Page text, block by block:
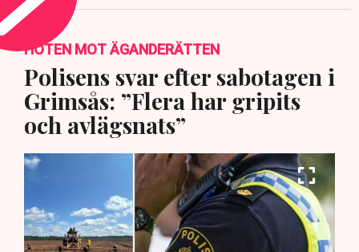
HOTEN MOT ÄGANDERÄTTEN
Polisens svar efter sabotagen i
Grimsås: ”Flera har gripits
och avlägsnats”